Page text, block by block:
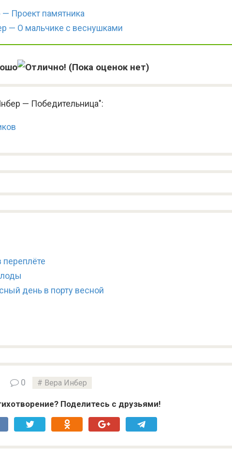
Проект памятника
— О мальчике с веснушками
(Пока оценок нет)
— Победительница":
день в порту весной
0 Вера Инбер
Поделитесь с друзьями!